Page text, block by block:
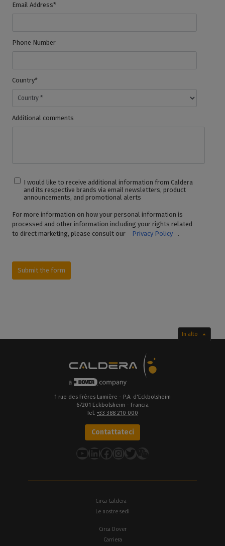
Email Address*
Phone Number
Country*
Additional comments
I would like to receive additional information from Caldera
and its respective brands via email newsletters, product
announcements, and promotional alerts
For more information on how your personal information is
processed and other information including your rights related
to direct marketing, please consult our
Privacy Policy .
Submit the form
In alto
1 rue des Frères Lumière - P.A. d'Eckbolsheim
67201 Eckbolsheim - Francia
Tel. +33 388 210 000
Contattateci
YouTube
LinkedIn
Facebook
Instagram
Twitter
Circa Caldera
Le nostre sedi
Circa Dover
Carriera